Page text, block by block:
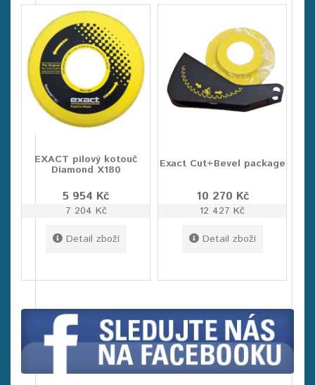
EXACT pilový kotouč
Diamond X180
5 954 Kč
7 204 Kč
Detail zboží
Exact Cut+Bevel package
10 270 Kč
12 427 Kč
Detail zboží